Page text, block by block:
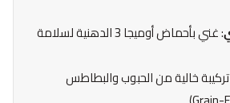
: غني بأحماض أوميجا 3 الدهنية لسلامة
تركيبة خالية من الحبوب والبطاطس